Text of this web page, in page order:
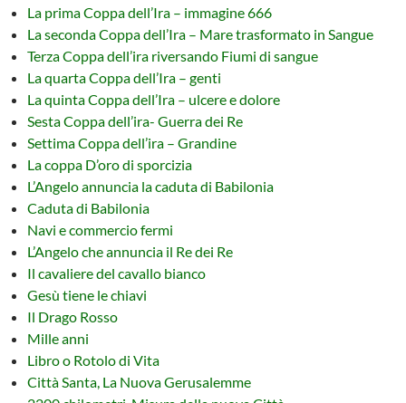
La prima Coppa dell’Ira – immagine 666
La seconda Coppa dell’Ira – Mare trasformato in Sangue
Terza Coppa dell’ira riversando Fiumi di sangue
La quarta Coppa dell’Ira – genti
La quinta Coppa dell’Ira – ulcere e dolore
Sesta Coppa dell’ira- Guerra dei Re
Settima Coppa dell’ira – Grandine
La coppa D’oro di sporcizia
L’Angelo annuncia la caduta di Babilonia
Caduta di Babilonia
Navi e commercio fermi
L’Angelo che annuncia il Re dei Re
Il cavaliere del cavallo bianco
Gesù tiene le chiavi
Il Drago Rosso
Mille anni
Libro o Rotolo di Vita
Città Santa, La Nuova Gerusalemme